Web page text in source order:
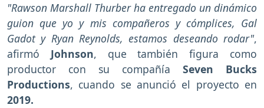
"Rawson Marshall Thurber ha entregado un dinámico
guion que yo y mis compañeros y cómplices, Gal
Gadot y Ryan Reynolds, estamos deseando rodar",
afirmó Johnson, que también figura como
productor con su compañía Seven Bucks
Productions, cuando se anunció el proyecto en
2019.